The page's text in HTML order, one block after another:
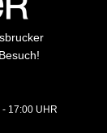
- 17:00 UHR